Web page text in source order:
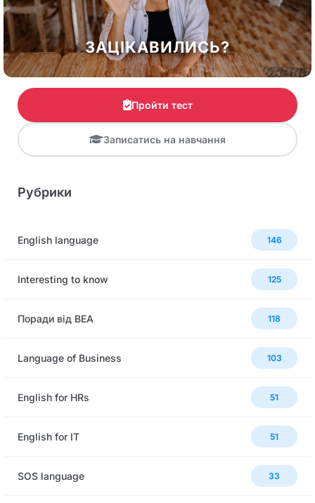
ЗАЦІКАВИЛИСЬ?
Пройти тест
Записатись на навчання
Рубрики
English language 146
Interesting to know 125
Поради від BEA 118
Language of Business 103
English for HRs 51
English for IT 51
SOS language 33